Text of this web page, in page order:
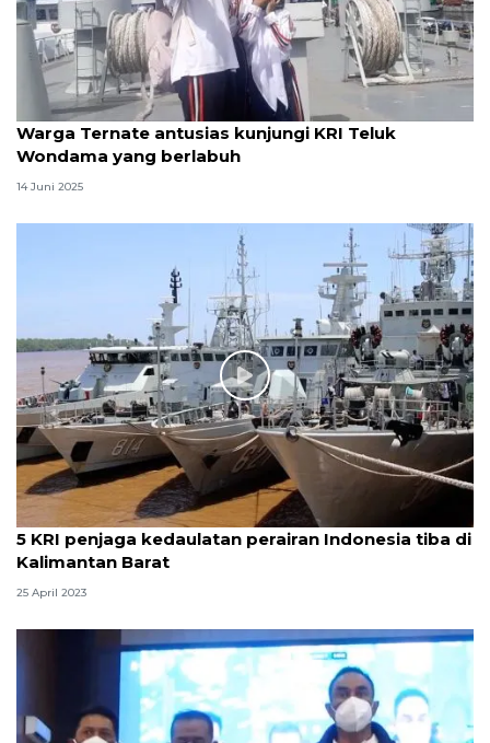
Warga Ternate antusias kunjungi KRI Teluk
Wondama yang berlabuh
14 Juni 2025
5 KRI penjaga kedaulatan perairan Indonesia tiba di
Kalimantan Barat
25 April 2023